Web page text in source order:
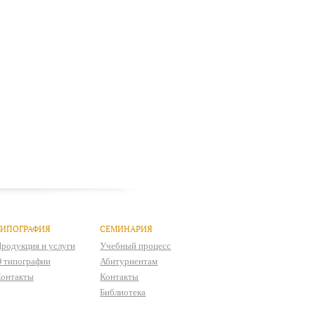
и услуги
типографии
СЕМИНАРИЯ
Учебный процесс
Абитуриентам
Контакты
Библиотека